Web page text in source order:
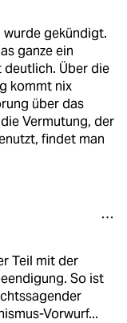
wurde gekündigt.
ganze ein
deutlich. Über die
kommt nix
über das
Vermutung, der
findet man
Teil mit der
So ist
Vorwurf...